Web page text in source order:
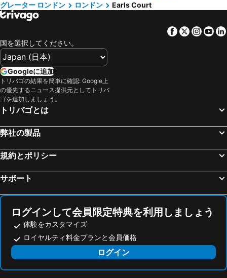
キングス クロス イン ホテル
ヒルトン ロンドン メトロポール
モウブレイ コート ホテル
Premier Inn London Paddington (Paddington Basin) hotel
ユーストン スクエア ホテル
Hilton Garden Inn London Heathrow Terminal 2 and 3
ibis budget London Whitechapel - Brick Lane
Residence Inn by Marriott London Kensington
セントラル パーク ホテル
Point A Hotel London Kings Cross – St Pancras
ロイヤルガーデンホテル
メルキュール ロンドン パディントン
Charlotte Street Rooms by News Hotel
ヘンリー ハウス ホテル
トレボビル ホテル
ラッシュモア ホテル
London Court Hotel
エレン ケンジントン ホテル
London Town Hotel
Mornington London Kensington, BW Premier Collection
ロード ケンジントン ホテル
K+K ホテル ジョージ ケンジントン
The Drey - Kensington, Earl's Court
Heeton Concept Hotel - Kensington London
Oliver Plaza Hotel
ロンドン地下鉄
St Pancras Station
South Kensington
Leicester Square
バッキンガム宮殿
ビッグ・ベン
ExCeL
Russell Square
Soho
Mayfair
O2 アリーナ
タワーブリッジ
ロンドン・シティ空港
London Gatwick Airport
Bath Spa railway station
ハロッズ
Tottenham Hotspur Stadium
グリーン・パーク
Ealing Broadway Metro Station
Legoland
Tottenham Court Road Casino
バーミンガム空港
Hammersmith
London Marathon
West Brompton Metro Station
グレーター ロンドン
ロンドン Earls Court
Facebook
Twitter
国を選択してください。
Googleに追加
トリバゴの結果を簡単に確認: Google上
の優先するニュース提供元としてトリバ
ゴを追加しましょう。
トリバゴとは
弊社の製品
規約とポリシー
サポート
ログインして会員限定特典を利用しましょう
体験をカスタマイズ
ロイヤルティ料金プランと会員価格
ログイン